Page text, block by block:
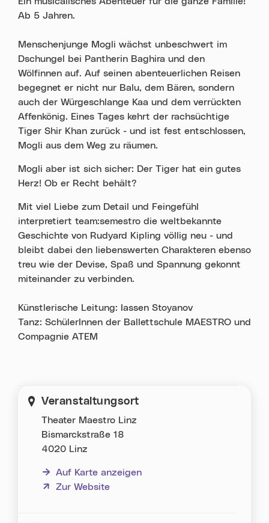
Ab 5 Jahren.
Menschenjunge Mogli wächst unbeschwert im
Dschungel bei Pantherin Baghira und den
Wölfinnen auf. Auf seinen abenteuerlichen Reisen
begegnet er nicht nur Balu, dem Bären, sondern
auch der Würgeschlange Kaa und dem verrückten
Affenkönig. Eines Tages kehrt der rachsüchtige
Tiger Shir Khan zurück - und ist fest entschlossen,
Mogli aus dem Weg zu räumen.
Mogli aber ist sich sicher: Der Tiger hat ein gutes
Herz! Ob er Recht behält?
Mit viel Liebe zum Detail und Feingefühl
interpretiert team:semestro die weltbekannte
Geschichte von Rudyard Kipling völlig neu - und
bleibt dabei den liebenswerten Charakteren ebenso
treu wie der Devise, Spaß und Spannung gekonnt
miteinander zu verbinden.
Künstlerische Leitung: Iassen Stoyanov
Tanz: SchülerInnen der Ballettschule MAESTRO und
Compagnie ATEM
Veranstaltungsort
Theater Maestro Linz
Bismarckstraße 18
4020 Linz
Auf Karte anzeigen
Zur Website
(neues Fenster)